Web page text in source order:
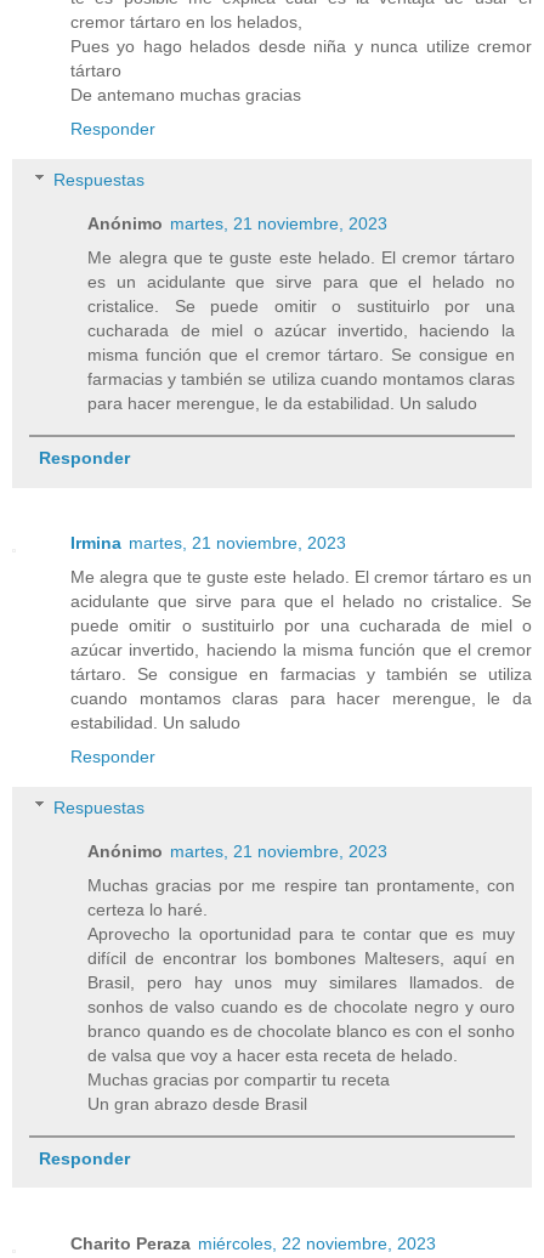
cremor tártaro en los helados,
Pues yo hago helados desde niña y nunca utilize cremor
tártaro
De antemano muchas gracias
Responder
Respuestas
Anónimo martes, 21 noviembre, 2023
Me alegra que te guste este helado. El cremor tártaro
es un acidulante que sirve para que el helado no
cristalice. Se puede omitir o sustituirlo por una
cucharada de miel o azúcar invertido, haciendo la
misma función que el cremor tártaro. Se consigue en
farmacias y también se utiliza cuando montamos claras
para hacer merengue, le da estabilidad. Un saludo
Responder
Irmina martes, 21 noviembre, 2023
Me alegra que te guste este helado. El cremor tártaro es un
acidulante que sirve para que el helado no cristalice. Se
puede omitir o sustituirlo por una cucharada de miel o
azúcar invertido, haciendo la misma función que el cremor
tártaro. Se consigue en farmacias y también se utiliza
cuando montamos claras para hacer merengue, le da
estabilidad. Un saludo
Responder
Respuestas
Anónimo martes, 21 noviembre, 2023
Muchas gracias por me respire tan prontamente, con
certeza lo haré.
Aprovecho la oportunidad para te contar que es muy
difícil de encontrar los bombones Maltesers, aquí en
Brasil, pero hay unos muy similares llamados. de
sonhos de valso cuando es de chocolate negro y ouro
branco quando es de chocolate blanco es con el sonho
de valsa que voy a hacer esta receta de helado.
Muchas gracias por compartir tu receta
Un gran abrazo desde Brasil
Responder
Charito Peraza miércoles, 22 noviembre, 2023